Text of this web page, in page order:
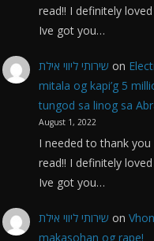
read!! I definitely
Ive got you…
שירותי ליווי אילת on
mitala og kapi’g 5
tungod sa linog sa
August 1, 2022
I needed to thank
read!! I definitely
Ive got you…
שירותי ליווי אילת on
makasohan og rape!